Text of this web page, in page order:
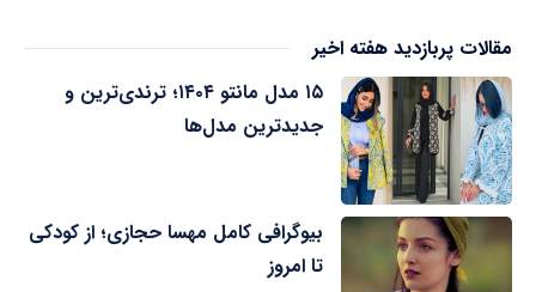
مقالات پربازدید هفته اخیر
۱۵ مدل مانتو ۱۴۰۴؛ ترندی‌ترین و
جدیدترین مدل‌ها
بیوگرافی کامل مهسا حجازی؛ از کودکی
تا امروز